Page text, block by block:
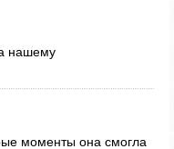
нашему
моменты она смогла